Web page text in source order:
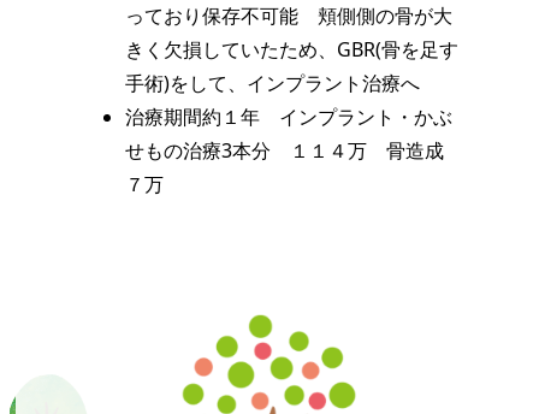
っており保存不可能 頬側側の骨が大
きく欠損していたため、GBR(骨を足す
手術)をして、インプラント治療へ
治療期間約１年 インプラント・かぶ
せもの治療3本分 １１４万 骨造成
７万